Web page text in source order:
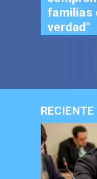
familias
verdad"
RECIENTE